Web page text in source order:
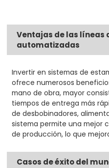
Ventajas de las líneas
automatizadas
Invertir en sistemas de
ofrece numerosos
mano de obra, mayor
tiempos de entrega más
de desbobinadores,
sistema permite una mejor
de producción, lo que
Casos de éxito del